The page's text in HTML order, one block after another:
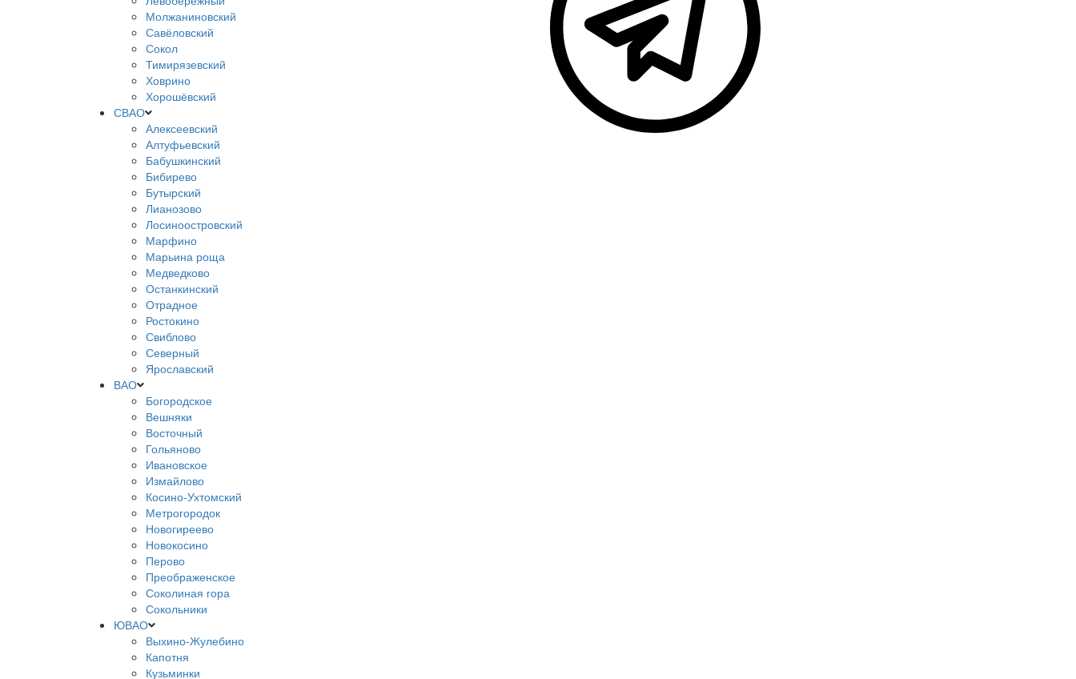
Молжаниновский
Савёловский
Сокол
Тимирязевский
Ховрино
Хорошёвский
СВАО
Алексеевский
Алтуфьевский
Бабушкинский
Бибирево
Бутырский
Лианозово
Лосиноостровский
Марфино
Марьина роща
Медведково
Останкинский
Отрадное
Ростокино
Свиблово
Северный
Ярославский
ВАО
Богородское
Вешняки
Восточный
Гольяново
Ивановское
Измайлово
Косино-Ухтомский
Метрогородок
Новогиреево
Новокосино
Перово
Преображенское
Соколиная гора
Сокольники
ЮВАО
Выхино-Жулебино
Капотня
Кузьминки